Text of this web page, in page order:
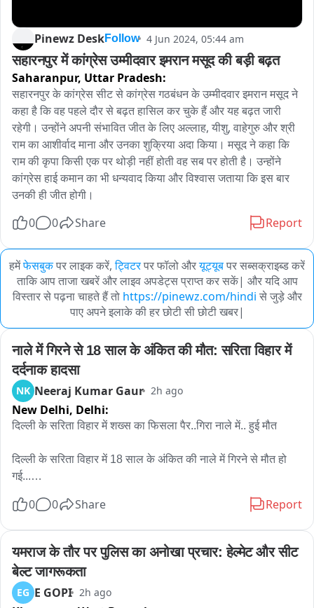
Pinewz DeskFollow 4 Jun 2024, 05:44 am
सहारनपुर में कांग्रेस उम्मीदवार इमरान मसूद की बड़ी बढ़त
Saharanpur, Uttar Pradesh:
सहारनपुर के कांग्रेस सीट से कांग्रेस गठबंधन के उम्मीदवार इमरान मसूद ने
कहा है कि वह पहले दौर से बढ़त हासिल कर चुके हैं और यह बढ़त जारी
रहेगी। उन्होंने अपनी संभावित जीत के लिए अल्लाह, यीशु, वाहेगुरु और श्री
राम का आशीर्वाद माना और उनका शुक्रिया अदा किया। मसूद ने कहा कि
राम की कृपा किसी एक पर थोड़ी नहीं होती वह सब पर होती है। उन्होंने
कांग्रेस हाई कमान का भी धन्यवाद किया और विश्वास जताया कि इस बार
उनकी ही जीत होगी।
0
0 Share Report
हमेंफेसबुकपर लाइक करें, ट्विटरपर फॉलो औरयूट्यूबपर सब्सक्राइब्ड करें
ताकि आप ताजा खबरें और लाइव अपडेट्स प्राप्त कर सकें| और यदि आप
विस्तार से पढ़ना चाहते हैं तो https://pinewz.com/hindi से जुड़े और
पाए अपने इलाके की हर छोटी सी छोटी खबर|
नाले में गिरने से 18 साल के अंकित की मौत: सरिता विहार में
दर्दनाक हादसा
NK Neeraj Kumar Gaur 2h ago
New Delhi, Delhi:
दिल्ली के सरिता विहार में शख्स का फिसला पैर..गिरा नाले में.. हुई मौत
दिल्ली के सरिता विहार में 18 साल के अंकित की नाले में गिरने से मौत हो
गई...
जा रहा था..तभी नाले की पुलिया को क्रोस करने के बाद.. पानी का फ्लो
वो नाले में पानी के बहाव के साथ बह गया..
0 0 Share Report
यमराज के तौर पर पुलिस का अनोखा प्रचार: हेल्मेट और सीट
बेल्ट जागरूकता
EG E GOPI 2h ago